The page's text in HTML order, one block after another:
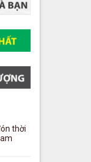
thời